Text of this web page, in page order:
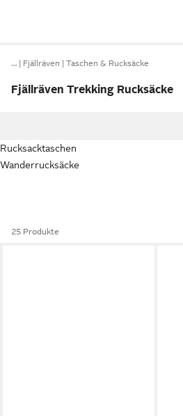
… Fjällräven Taschen & Rucksäcke
Fjällräven Trekking Rucksäcke
Rucksacktaschen
Wanderrucksäcke
25 Produkte